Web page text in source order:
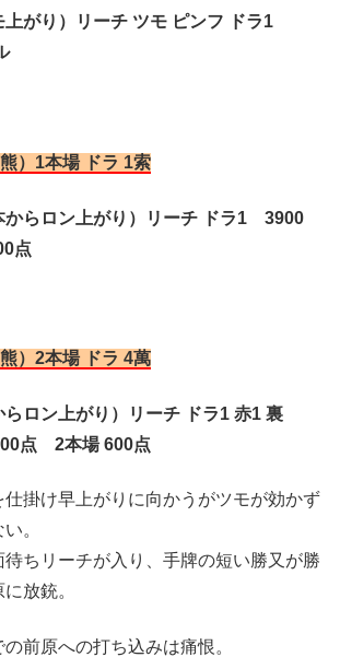
上がり）リーチ ツモ ピンフ ドラ1
）1本場 ドラ 1索
からロン上がり）リーチ ドラ1 3900
点
）2本場 ドラ 4萬
ロン上がり）リーチ ドラ1 赤1 裏
点 2本場 600点
仕掛け早上がりに向かうがツモが効かず
。
ちリーチが入り、手牌の短い勝又が勝
放銃。
前原への打ち込みは痛恨。